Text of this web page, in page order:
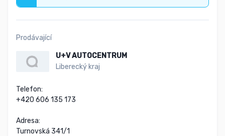
Prodávající
U+V AUTOCENTRUM
Liberecký kraj
Telefon:
+420 606 135 173
Adresa:
Turnovská 341/1